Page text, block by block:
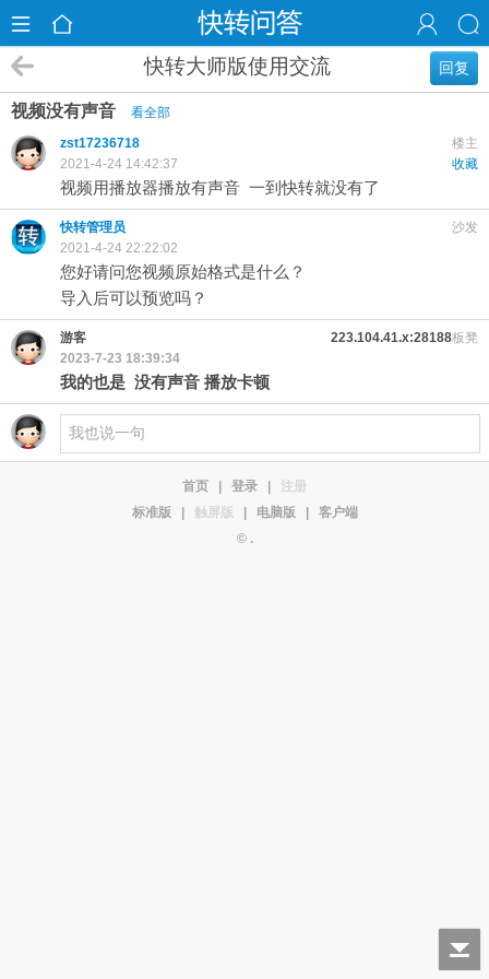
回复
快转大师版使用交流
视频没有声音
看全部
楼主
zst17236718
收藏
2021-4-24 14:42:37
视频用播放器播放有声音 一到快转就没有了
沙发
快转管理员
2021-4-24 22:22:02
您好请问您视频原始格式是什么？
导入后可以预览吗？
板凳
游客
223.104.41.x:28188
2023-7-23 18:39:34
我的也是 没有声音 播放卡顿
首页 登录
注册
标准版
触屏版 电脑版
客户端
© .